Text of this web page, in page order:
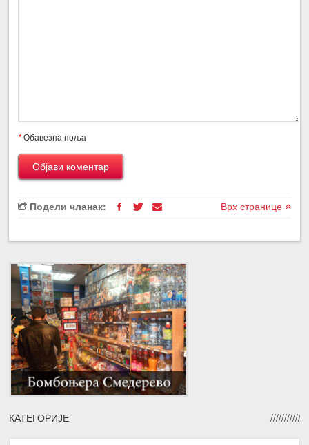
*Обавезна поља
Подели чланак: Врх странице
КАТЕГОРИЈЕ